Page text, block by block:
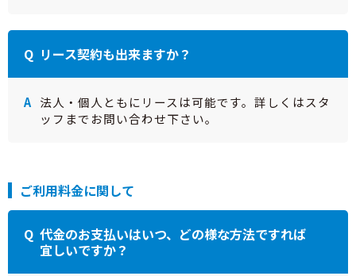
リース契約も出来ますか？
法人・個人ともにリースは可能です。詳しくはスタ
ッフまでお問い合わせ下さい。
ご利用料金に関して
代金のお支払いはいつ、どの様な方法ですれば
宜しいですか？